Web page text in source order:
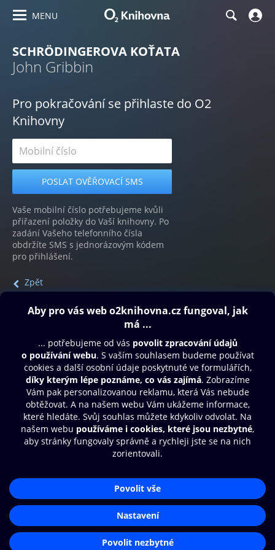
MENU
SCHRÖDINGEROVA KOŤATA
John Gribbin
Pro pokračování se přihlaste do O2
Knihovny
Vaše mobilní číslo potřebujeme kvůli
přiřazení položky do Vaší knihovny. Po
zadání Vašeho telefonního čísla
obdržíte SMS s jednorázovým kódem
pro přihlášení.
Zpět
Obsah ke stažení
Moje O2 Knihovna
Další zábava
© O2 Czech Republic a.s.
Přístupnost
Zásady zpracování osobních údajů
Nastavení cookies
Aplikace O2 Knihovna
Čti a poslouchej své e-knihy a
audioknihy rychleji a pohodlněji.